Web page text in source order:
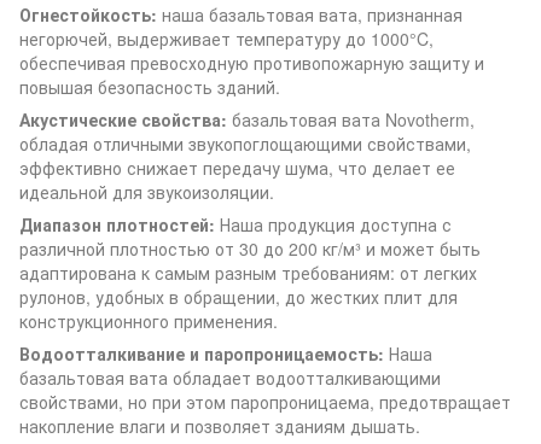
Огнестойкость: наша базальтовая вата, признанная
негорючей, выдерживает температуру до 1000°C,
обеспечивая превосходную противопожарную защиту и
повышая безопасность зданий.
Акустические свойства: базальтовая вата Novotherm,
обладая отличными звукопоглощающими свойствами,
эффективно снижает передачу шума, что делает ее
идеальной для звукоизоляции.
Диапазон плотностей: Наша продукция доступна с
различной плотностью от 30 до 200 кг/м³ и может быть
адаптирована к самым разным требованиям: от легких
рулонов, удобных в обращении, до жестких плит для
конструкционного применения.
Водоотталкивание и паропроницаемость: Наша
базальтовая вата обладает водоотталкивающими
свойствами, но при этом паропроницаема, предотвращает
накопление влаги и позволяет зданиям дышать.